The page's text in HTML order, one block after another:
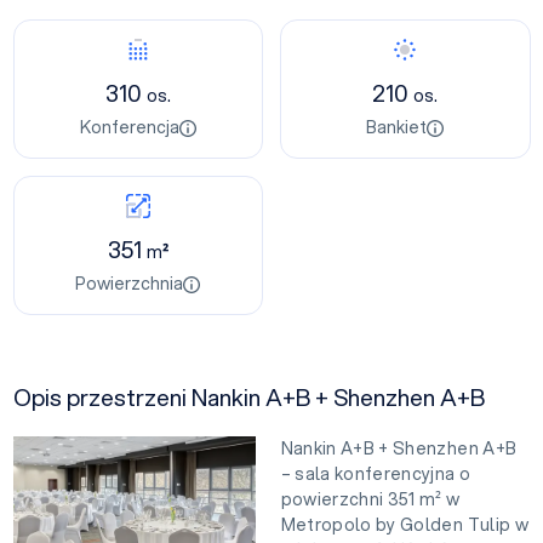
310 os.
Konferencja
210os.
Bankiet
351 m²
Powierzchnia
Opis przestrzeni Nankin A+B + Shenzhen A+B
Nankin A+B + Shenzhen A+B
– sala konferencyjna o
powierzchni 351 m² w
Metropolo by Golden Tulip w